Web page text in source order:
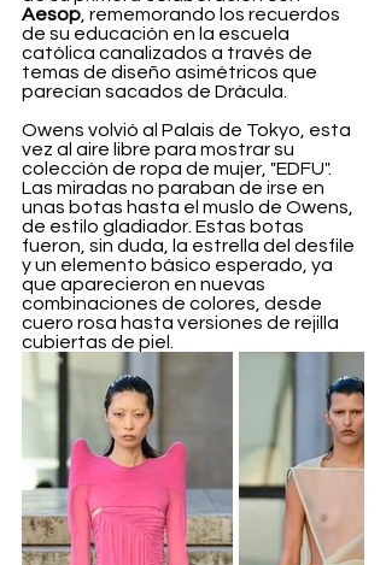
Aesop , rememorando los recuerdos
de su educación en la escuela
católica canalizados a través de
temas de diseño asimétricos que
parecían sacados de Drácula.
Owens volvió al Palais de Tokyo, esta
vez al aire libre para mostrar su
colección de ropa de mujer, "EDFU".
Las miradas no paraban de irse en
unas botas hasta el muslo de Owens,
de estilo gladiador. Estas botas
fueron, sin duda, la estrella del desfile
y un elemento básico esperado, ya
que aparecieron en nuevas
combinaciones de colores, desde
cuero rosa hasta versiones de rejilla
cubiertas de piel.